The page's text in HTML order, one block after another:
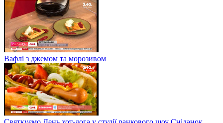
Вафлі з джемом та морозивом